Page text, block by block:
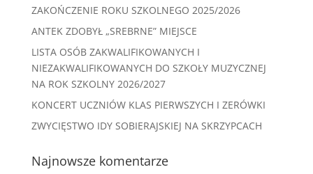
ZAKOŃCZENIE ROKU SZKOLNEGO 2025/2026
ANTEK ZDOBYŁ „SREBRNE” MIEJSCE
LISTA OSÓB ZAKWALIFIKOWANYCH I
NIEZAKWALIFIKOWANYCH DO SZKOŁY MUZYCZNEJ
NA ROK SZKOLNY 2026/2027
KONCERT UCZNIÓW KLAS PIERWSZYCH I ZERÓWKI
ZWYCIĘSTWO IDY SOBIERAJSKIEJ NA SKRZYPCACH
Najnowsze komentarze